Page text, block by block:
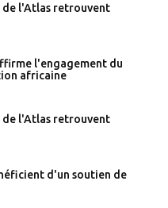
de l'Atlas retrouvent
l'engagement du
africaine
de l'Atlas retrouvent
d'un soutien de